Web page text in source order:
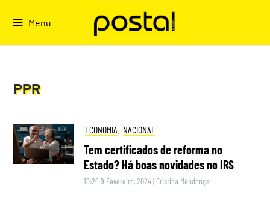
Menu
PPR
ECONOMIA, NACIONAL
Tem certificados de reforma no
Estado? Há boas novidades no IRS
18:26 9 Fevereiro, 2024| Cristina Mendonça